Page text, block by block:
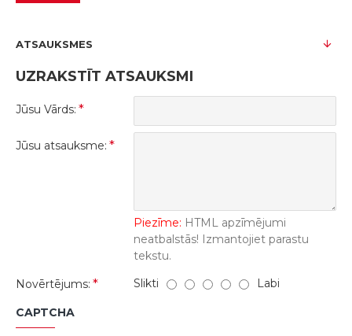
ATSAUKSMES
UZRAKSTĪT ATSAUKSMI
Jūsu Vārds:
Jūsu atsauksme:
Piezīme: HTML apzīmējumi
neatbalstās! Izmantojiet parastu
tekstu.
Novērtējums:
Slikti Labi
CAPTCHA